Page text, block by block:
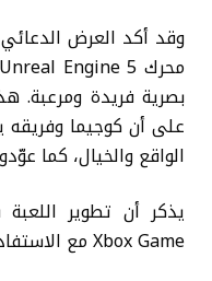
وقد أكد العرض
على أن كوجيما وفريقه
الواقع والخيال، كما
يذكر أن تطوير
Xbox Game مع الاستفادة من تقنية Xbox Cloud.